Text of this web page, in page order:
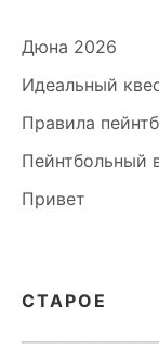
Дюна 2026
Идеальный
Правила
Пейнтбольный
Привет
СТАРОЕ